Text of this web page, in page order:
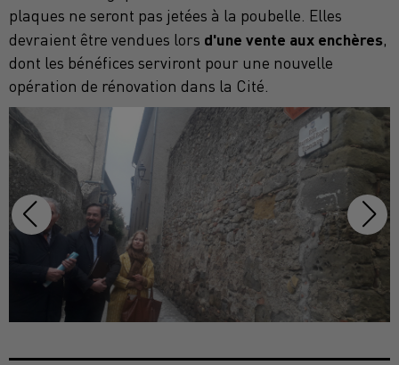
plaques ne seront pas jetées à la poubelle. Elles
devraient être vendues lors d'une vente aux enchères,
dont les bénéfices serviront pour une nouvelle
opération de rénovation dans la Cité.